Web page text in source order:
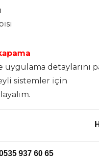
detaylarını
sistemler için
937 60 65